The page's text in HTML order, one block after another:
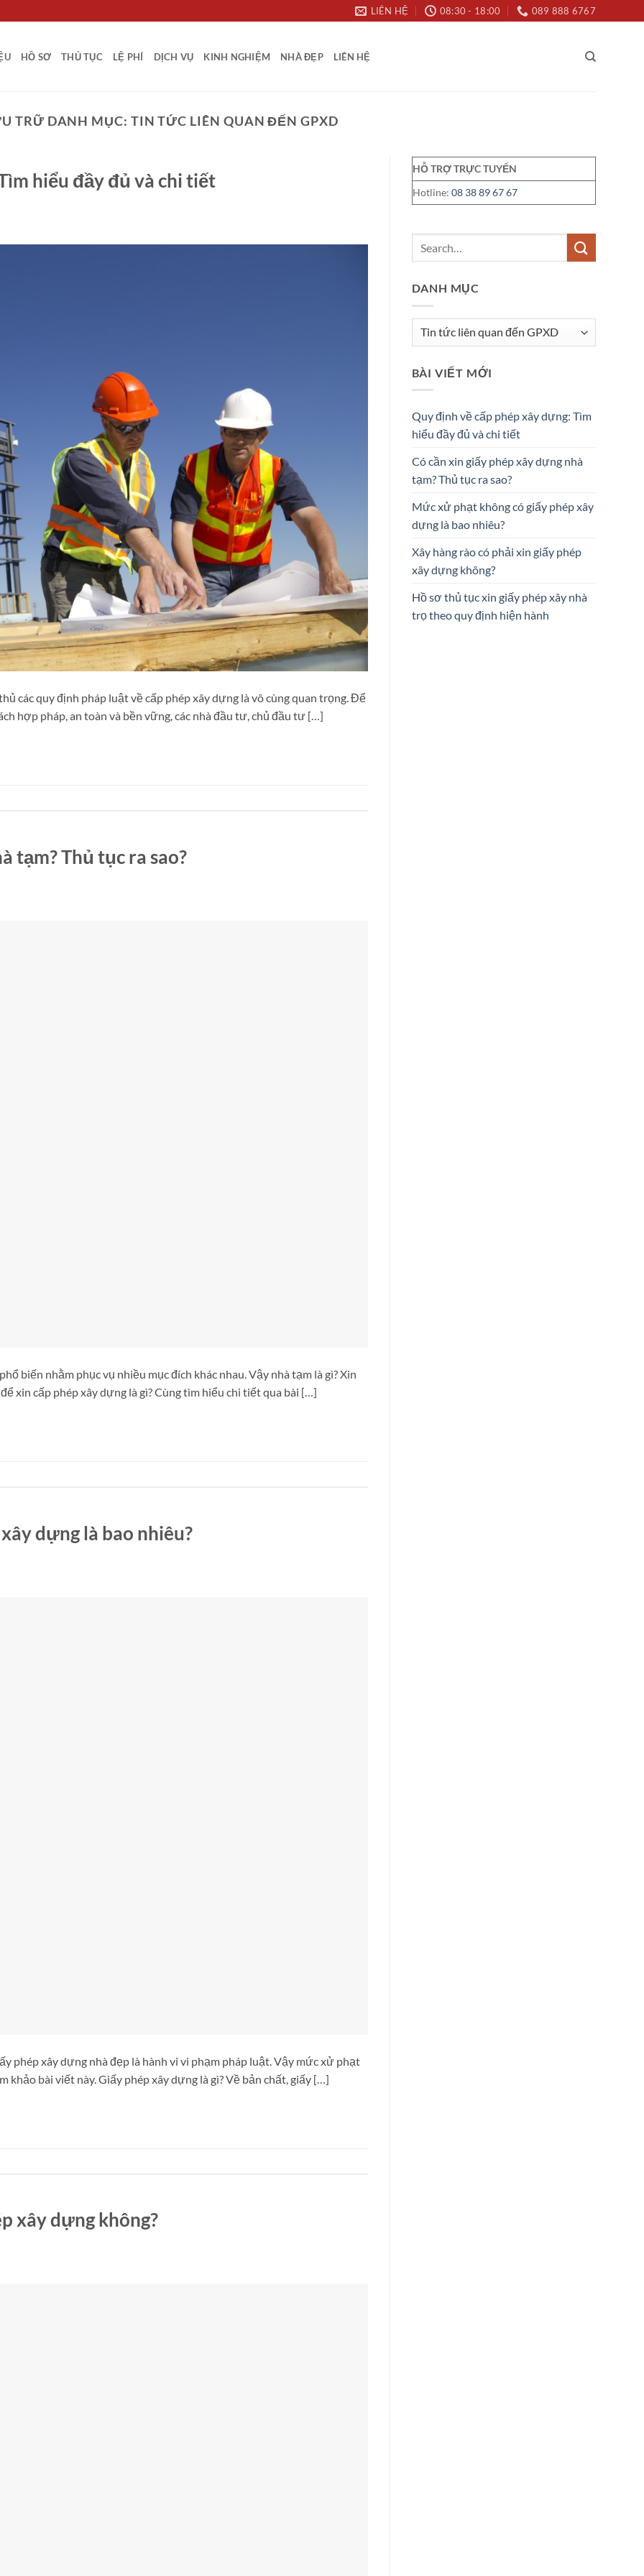
LIÊN HỆ 08:30 - 18:00 089 888 6767
HỒ SƠ THỦ TỤC LỆ PHÍ DỊCH VỤ KINH NGHIỆM NHÀ ĐẸP LIÊN HỆ
TRỮ DANH MỤC: TIN TỨC LIÊN QUAN ĐẾN GPXD
hiểu đầy đủ và chi tiết
các quy định pháp luật về cấp phép xây dựng là vô cùng quan trọng. Để
hợp pháp, an toàn và bền vững, các nhà đầu tư, chủ đầu tư […]
tạm? Thủ tục ra sao?
biến nhằm phục vụ nhiều mục đích khác nhau. Vậy nhà tạm là gì? Xin
xin cấp phép xây dựng là gì? Cùng tìm hiểu chi tiết qua bài […]
dựng là bao nhiêu?
phép xây dựng nhà đẹp là hành vi vi phạm pháp luật. Vậy mức xử phạt
khảo bài viết này. Giấy phép xây dựng là gì? Về bản chất, giấy […]
xây dựng không?
HỖ TRỢ TRỰC TUYẾN
Hotline: 08 38 89 67 67
DANH MỤC
Danh
BÀI VIẾT MỚI
Quy định về cấp phép xây dựng: Tìm
hiểu đầy đủ và chi tiết
Có cần xin giấy phép xây dựng nhà
tạm? Thủ tục ra sao?
Mức xử phạt không có giấy phép xây
dựng là bao nhiêu?
Xây hàng rào có phải xin giấy phép
xây dựng không?
Hồ sơ thủ tục xin giấy phép xây nhà
trọ theo quy định hiện hành